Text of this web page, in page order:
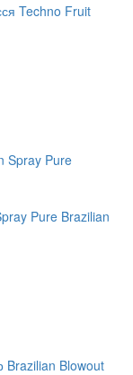
Techno Fruit
Pure Brazilian